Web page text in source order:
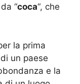
“coca“, che
la prima
un paese
e la